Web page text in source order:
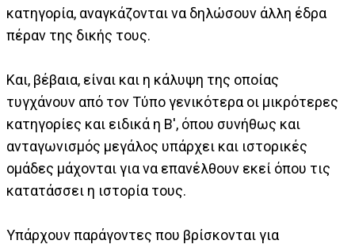
κατηγορία, αναγκάζονται να δηλώσουν άλλη έδρα
πέραν της δικής τους.
Και, βέβαια, είναι και η κάλυψη της οποίας
τυγχάνουν από τον Τύπο γενικότερα οι μικρότερες
κατηγορίες και ειδικά η Β', όπου συνήθως και
ανταγωνισμός μεγάλος υπάρχει και ιστορικές
ομάδες μάχονται για να επανέλθουν εκεί όπου τις
κατατάσσει η ιστορία τους.
Υπάρχουν παράγοντες που βρίσκονται για